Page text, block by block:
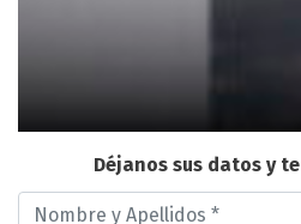
Déjanos sus datos y